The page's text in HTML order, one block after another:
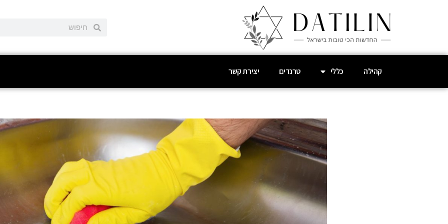
קהילה כללי טרנדים יצירת קשר